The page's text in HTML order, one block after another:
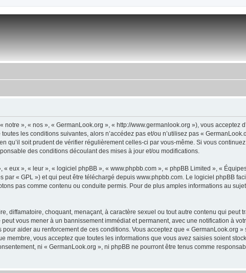
», « nos », « GermanLook.org », « http://www.germanlook.org »), vous acceptez
les conditions suivantes, alors n’accédez pas et/ou n’utilisez pas «
qu’il soit prudent de vérifier régulièrement celles-ci par vous-même. Si vous
des conditions découlant des mises à jour et/ou modifications.
eux », « leur », « logiciel phpBB », « www.phpbb.com », « phpBB Limited », «
par « GPL ») et qui peut être téléchargé depuis www.phpbb.com. Le logiciel phpBB
pas comme contenu ou conduite permis. Pour de plus amples informations au
diffamatoire, choquant, menaçant, à caractère sexuel ou tout autre contenu qui peut
vous mener à un bannissement immédiat et permanent, avec une notification à
aider au renforcement de ces conditions. Vous acceptez que « GermanLook.org
membre, vous acceptez que toutes les informations que vous avez saisies soient
ni « GermanLook.org », ni phpBB ne pourront être tenus comme